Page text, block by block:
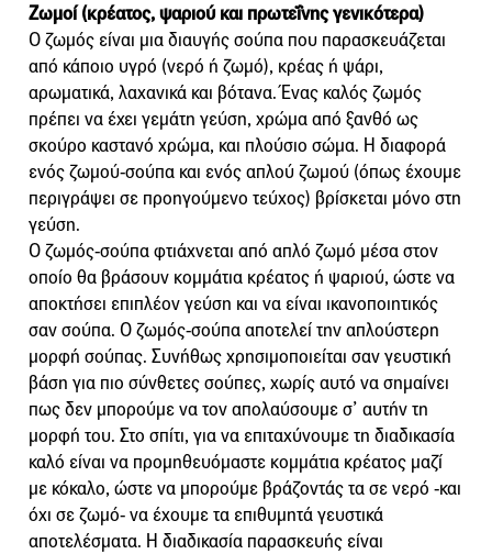
Ζωμοί (κρέατος, ψαριού και πρωτεΐνης γενικότερα)
Ο ζωμός είναι μια διαυγής σούπα που παρασκευάζεται
από κάποιο υγρό (νερό ή ζωμό), κρέας ή ψάρι,
αρωματικά, λαχανικά και βότανα. Ένας καλός ζωμός
πρέπει να έχει γεμάτη γεύση, χρώμα από ξανθό ως
σκούρο καστανό χρώμα, και πλούσιο σώμα. Η διαφορά
ενός ζωμού-σούπα και ενός απλού ζωμού (όπως έχουμε
περιγράψει σε προηγούμενο τεύχος) βρίσκεται μόνο στη
γεύση.
Ο ζωμός-σούπα φτιάχνεται από απλό ζωμό μέσα στον
οποίο θα βράσουν κομμάτια κρέατος ή ψαριού, ώστε να
αποκτήσει επιπλέον γεύση και να είναι ικανοποιητικός
σαν σούπα. Ο ζωμός-σούπα αποτελεί την απλούστερη
μορφή σούπας. Συνήθως χρησιμοποιείται σαν γευστική
βάση για πιο σύνθετες σούπες, χωρίς αυτό να σημαίνει
πως δεν μπορούμε να τον απολαύσουμε σ’ αυτήν τη
μορφή του. Στο σπίτι, για να επιταχύνουμε τη διαδικασία
καλό είναι να προμηθευόμαστε κομμάτια κρέατος μαζί
με κόκαλο, ώστε να μπορούμε βράζοντάς τα σε νερό -και
όχι σε ζωμό- να έχουμε τα επιθυμητά γευστικά
αποτελέσματα. Η διαδικασία παρασκευής είναι